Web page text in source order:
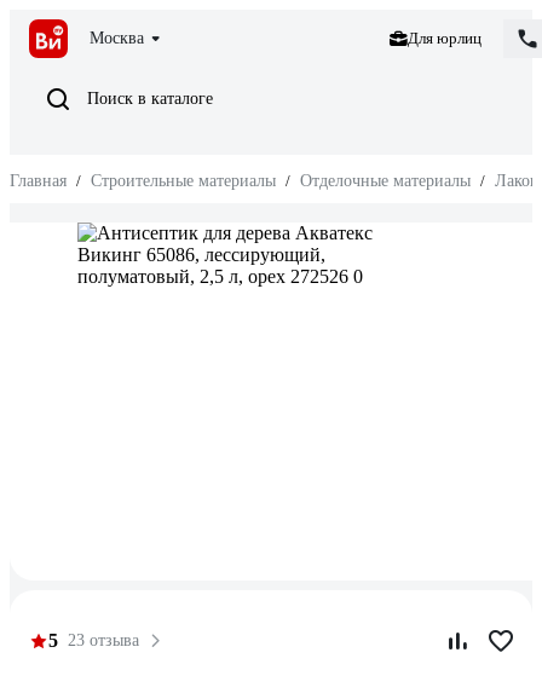
Москва Для юрлиц
Поиск в каталоге
Главная / Строительные материалы / Отделочные материалы /
5 23 отзыва